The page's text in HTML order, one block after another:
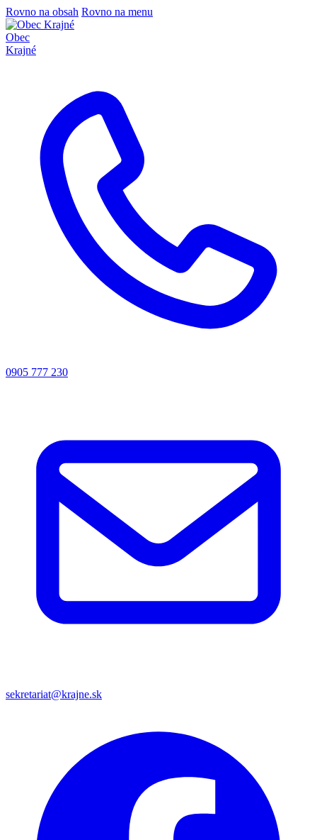
Rovno na obsah Rovno na menu
Obec
Krajné
0905 777 230
sekretariat@krajne.sk